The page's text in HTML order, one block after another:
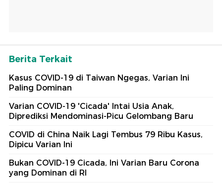
Berita Terkait
Kasus COVID-19 di Taiwan Ngegas, Varian Ini
Paling Dominan
Varian COVID-19 'Cicada' Intai Usia Anak,
Diprediksi Mendominasi-Picu Gelombang Baru
COVID di China Naik Lagi Tembus 79 Ribu Kasus,
Dipicu Varian Ini
Bukan COVID-19 Cicada, Ini Varian Baru Corona
yang Dominan di RI